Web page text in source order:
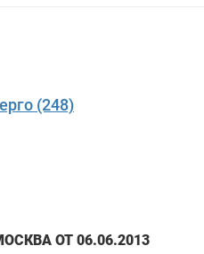
(248)
ОТ 06.06.2013